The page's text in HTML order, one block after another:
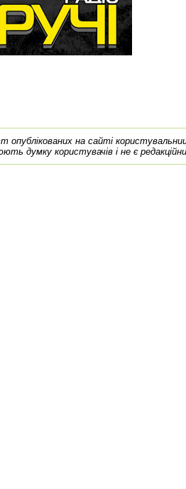
опублікованих на сайті
думку користувачів і не є